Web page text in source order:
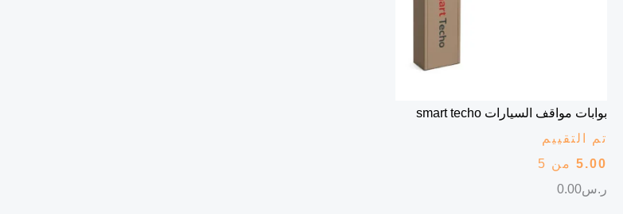
بوابات مواقف السيارات smart techo
تم التقييم
5.00 من 5
ر.س0.00